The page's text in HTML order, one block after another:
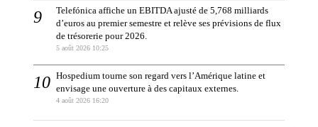
Telefónica affiche un EBITDA ajusté de 5,768 milliards
d’euros au premier semestre et relève ses prévisions de flux
de trésorerie pour 2026.
5 août 2026 10:25
Hospedium tourne son regard vers l’Amérique latine et
envisage une ouverture à des capitaux externes.
4 août 2026 16:20